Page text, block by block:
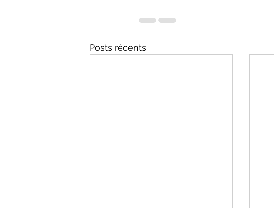
Posts récents